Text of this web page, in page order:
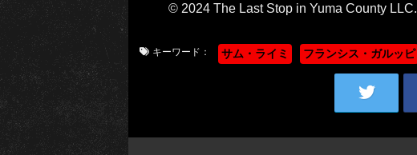
© 2024 The Last Stop in Yuma County LLC.
キーワード： サム・ライミ フランシス・ガルッピ